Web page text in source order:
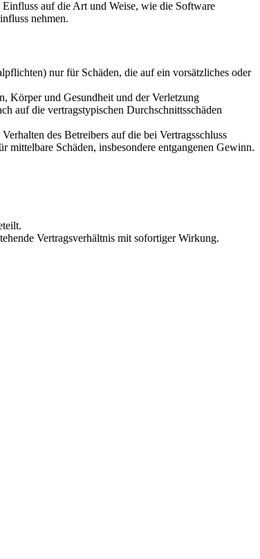
auf die Art und Weise, wie die Software
nehmen.
nur für Schäden, die auf ein vorsätzliches oder
Körper und Gesundheit und der Verletzung
auf die vertragstypischen Durchschnittsschäden
des Betreibers auf die bei Vertragsschluss
Schäden, insbesondere entgangenen Gewinn.
Vertragsverhältnis mit sofortiger Wirkung.